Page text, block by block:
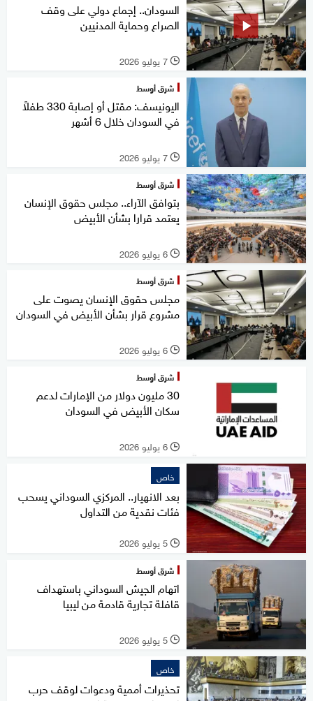
السودان.. إجماع دولي على وقف
الصراع وحماية المدنيين
l 7 يوليو 2026
شرق أوسط
اليونيسف: مقتل أو إصابة 330 طفلاً
في السودان خلال 6 أشهر
l 7 يوليو 2026
شرق أوسط
بتوافق الآراء.. مجلس حقوق الإنسان
يعتمد قرارا بشأن الأبيض
l 6 يوليو 2026
شرق أوسط
مجلس حقوق الإنسان يصوت على
مشروع قرار بشأن الأبيض في السودان
l 6 يوليو 2026
شرق أوسط
30 مليون دولار من الإمارات لدعم
سكان الأبيض في السودان
l 6 يوليو 2026
خاص
بعد الانهيار.. المركزي السوداني يسحب
فئات نقدية من التداول
l 5 يوليو 2026
شرق أوسط
اتهام الجيش السوداني باستهداف
قافلة تجارية قادمة من ليبيا
l 5 يوليو 2026
خاص
تحذيرات أممية ودعوات لوقف حرب